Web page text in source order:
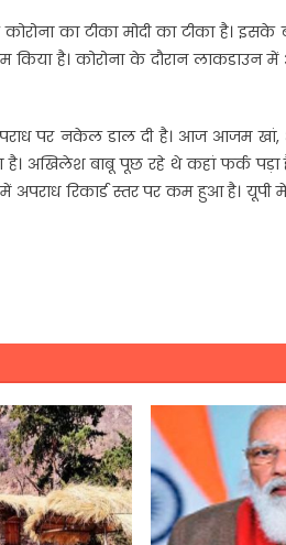
का टीका मोदी का टीका है।
है। कोरोना के दौरान लाकडाउन में
अपराध पर नकेल डाल दी है। आज आजम
है। अखिलेश बाबू पूछ रहे थे कहां फर्क
अपराध रिकार्ड स्तर पर कम हुआ है।